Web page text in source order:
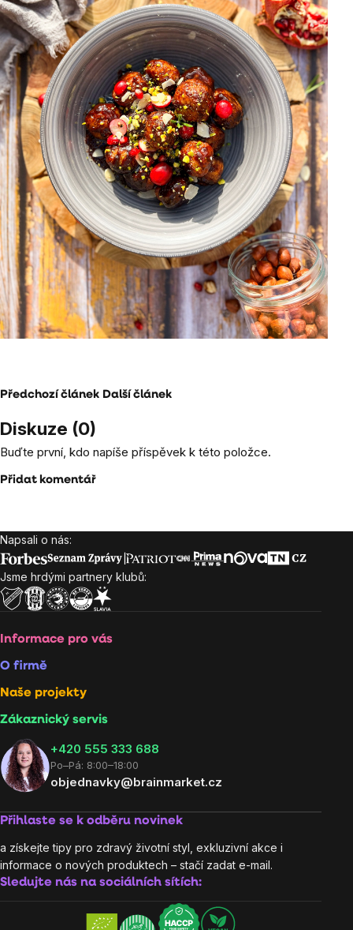
Předchozí článek Další článek
Diskuze (0)
Buďte první, kdo napíše příspěvek k této položce.
Přidat komentář
Zápatí
Napsali o nás:
Jsme hrdými partnery klubů:
Informace pro vás
O firmě
Naše projekty
Zákaznický servis
‭+420 555 333 688
Po–Pá: 8:00–18:00
objednavky@brainmarket.cz
Přihlaste se k odběru novinek
a získejte tipy pro zdravý životní styl, exkluzivní akce i
informace o nových produktech – stačí zadat e-mail.
Sledujte nás na sociálních sítích: